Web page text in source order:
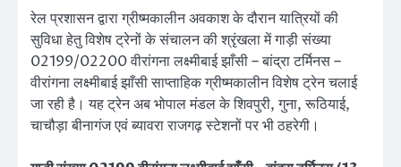
रेल प्रशासन द्वारा ग्रीष्मकालीन अवकाश के दौरान यात्रियों की
सुविधा हेतु विशेष ट्रेनों के संचालन की श्रृंखला में गाड़ी संख्या
02199/02200 वीरांगना लक्ष्मीबाई झाँसी – बांद्रा टर्मिनस –
वीरांगना लक्ष्मीबाई झाँसी साप्ताहिक ग्रीष्मकालीन विशेष ट्रेन चलाई
जा रही है। यह ट्रेन अब भोपाल मंडल के शिवपुरी, गुना, रूठियाई,
चाचौड़ा बीनागंज एवं ब्यावरा राजगढ़ स्टेशनों पर भी ठहरेगी।